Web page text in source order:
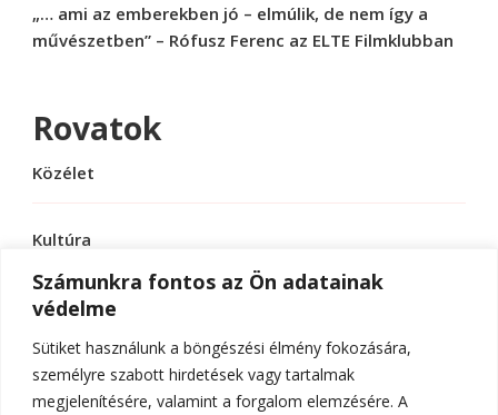
Számunkra fontos az Ön adatainak
védelme
Sütiket használunk a böngészési élmény fokozására,
személyre szabott hirdetések vagy tartalmak
megjelenítésére, valamint a forgalom elemzésére. A
„… ami az emberekben jó – elmúlik, de nem így a
művészetben” – Rófusz Ferenc az ELTE Filmklubban
Rovatok
Közélet
Kultúra
Sport
Tudomány